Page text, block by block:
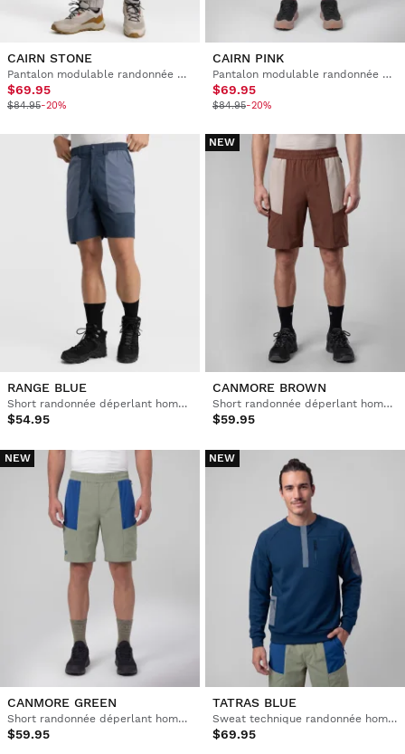
CAIRN STONE
Pantalon modulable randonnée homme
$69.95
$84.95-20%
CAIRN PINK
Pantalon modulable randonnée homme
$69.95
$84.95-20%
RANGE BLUE
Short randonnée déperlant homme
$54.95
NEW
CANMORE BROWN
Short randonnée déperlant homme
$59.95
NEW
CANMORE GREEN
Short randonnée déperlant homme
$59.95
NEW
TATRAS BLUE
Sweat technique randonnée homme
$69.95